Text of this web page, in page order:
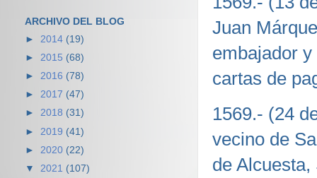
Juan
embajador
cartas de
1569.- (24
vecino de
de
ARCHIVO DEL BLOG
► 2014 (19)
► 2015 (68)
► 2016 (78)
► 2017 (47)
► 2018 (31)
► 2019 (41)
► 2020 (22)
▼ 2021 (107)